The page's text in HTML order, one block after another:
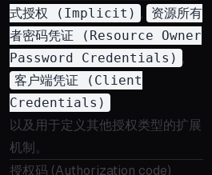
式授权 (Implicit) ,
资源所有
者密码凭证 (Resource Owner
Password Credentials) ,
客户端凭证 (Client
Credentials)
以及用于定义其他授权类型的扩展
机制。
授权码 (Authorization code)